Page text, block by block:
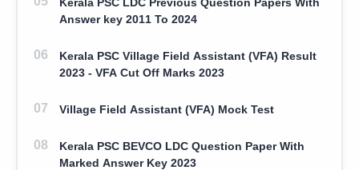
Answer key 2011 To 2024
Kerala PSC Village Field Assistant (VFA) Result
2023 - VFA Cut Off Marks 2023
Village Field Assistant (VFA) Mock Test
Kerala PSC BEVCO LDC Question Paper With
Marked Answer Key 2023